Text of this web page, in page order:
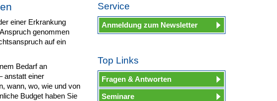
einer Erkrankung
genommen
auf ein
Bedarf an
anstatt einer
wann, wo, wie und von
Budget haben Sie
Service
Anmeldung zum Newsletter
Top Links
Fragen & Antworten
Seminare